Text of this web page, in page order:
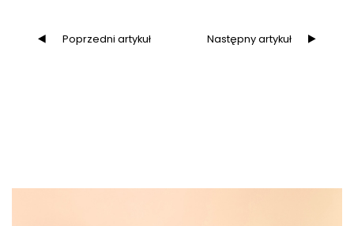
Poprzedni artykuł Następny artykuł